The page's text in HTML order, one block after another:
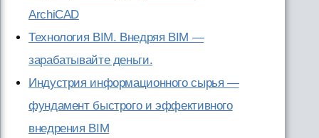
ArchiCAD
Технология ВІМ. Внедряя ВІМ —
зарабатывайте деньги.
Индустрия информационного сырья —
фундамент быстрого и эффективного
внедрения BIM